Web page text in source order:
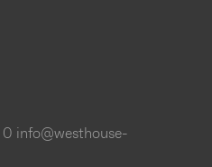
0 info@westhouse-